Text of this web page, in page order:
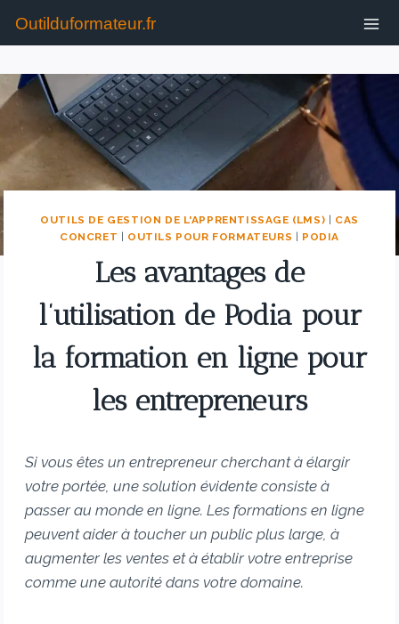
Outilduformateur.fr
OUTILS DE GESTION DE L'APPRENTISSAGE (LMS) | CAS
CONCRET | OUTILS POUR FORMATEURS | PODIA
Les avantages de
l’utilisation de Podia pour
la formation en ligne pour
les entrepreneurs
Si vous êtes un entrepreneur cherchant à élargir
votre portée, une solution évidente consiste à
passer au monde en ligne. Les formations en ligne
peuvent aider à toucher un public plus large, à
augmenter les ventes et à établir votre entreprise
comme une autorité dans votre domaine.